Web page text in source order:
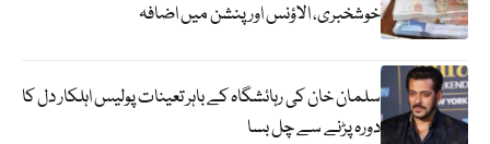
خوشخبری، الاؤنس اور پنشن میں اضافہ
سلمان خان کی رہائشگاہ کے باہر تعینات پولیس اہلکار دل کا
دورہ پڑنے سے چل بسا